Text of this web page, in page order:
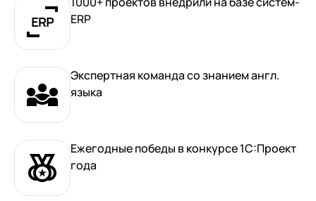
ERP
Экспертная команда со знанием англ.
языка
Ежегодные победы в конкурсе 1С:Проект
года